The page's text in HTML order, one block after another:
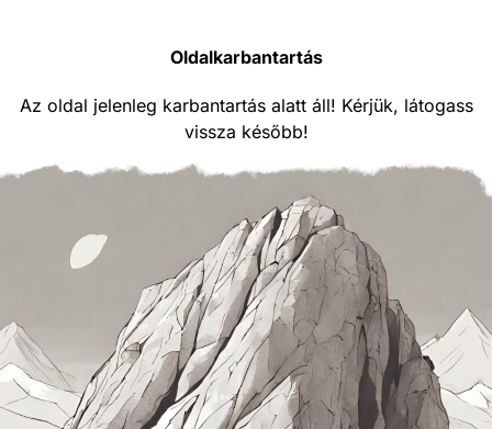
Oldalkarbantartás
Az oldal jelenleg karbantartás alatt áll! Kérjük, látogass
vissza később!